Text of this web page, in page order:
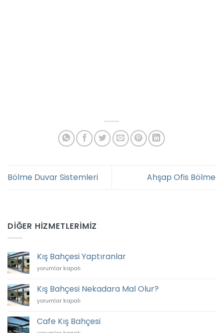
Bölme Duvar Sistemleri Ahşap Ofis Bölme
DIĞER HIZMETLERIMIZ
Kış Bahçesi Yaptıranlar
Kış
Yaptıranlar
için
yorumlar kapalı
Kış Bahçesi Nekadara Mal Olur?
Kış
Nekadara
Mal
yorumlar kapalı
Cafe Kış Bahçesi